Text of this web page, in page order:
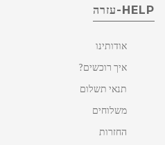
HELP-עזרה
אודותינו
איך רוכשים?
תנאי תשלום
משלוחים
החזרות